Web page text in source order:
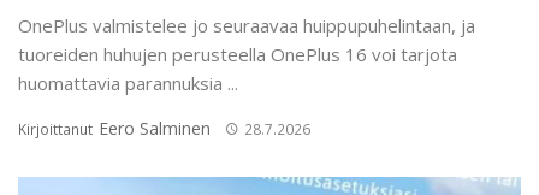
OnePlus valmistelee jo seuraavaa huippupuhelintaan, ja
tuoreiden huhujen perusteella OnePlus 16 voi tarjota
huomattavia parannuksia ...
Kirjoittanut Eero Salminen 28.7.2026